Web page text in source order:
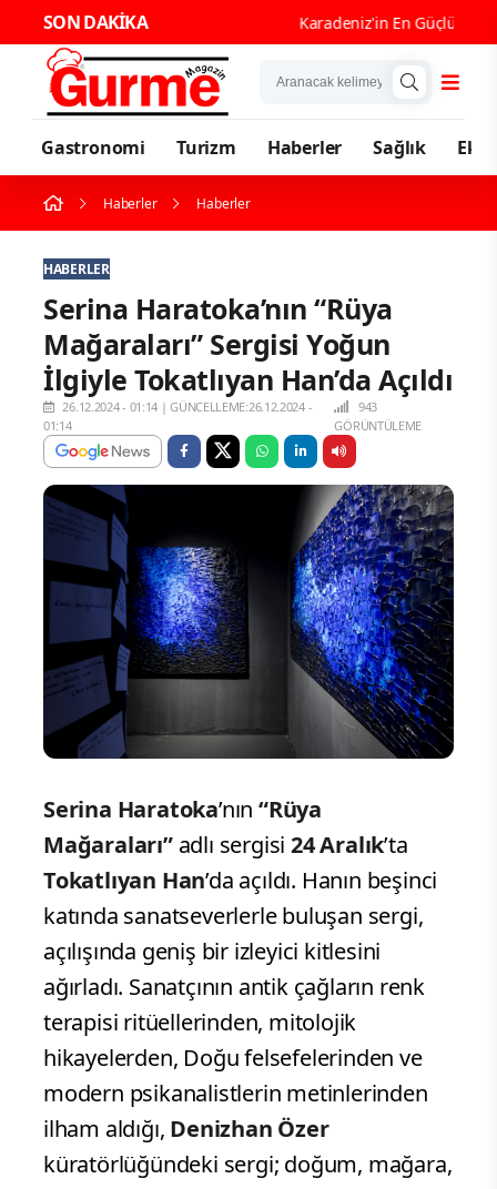
SON DAKİKA Karadeniz'in En Güçlü
Gastronomi Turizm Haberler Sağlık
Haberler Haberler
HABERLER
Serina Haratoka’nın “Rüya
Mağaraları” Sergisi Yoğun
İlgiyle Tokatlıyan Han’da Açıldı
26.12.2024 - 01:14 |GÜNCELLEME:26.12.2024 -
01:14
943
GÖRÜNTÜLEME
Serina Haratoka’nın “Rüya
Mağaraları”adlı sergisi24 Aralık’ta
Tokatlıyan Han’da açıldı. Hanın beşinci
katında sanatseverlerle buluşan sergi,
açılışında geniş bir izleyici kitlesini
ağırladı. Sanatçının antik çağların renk
terapisi ritüellerinden, mitolojik
hikayelerden, Doğu felsefelerinden ve
modern psikanalistlerin metinlerinden
ilham aldığı, Denizhan Özer
küratörlüğündeki sergi; doğum, mağara,